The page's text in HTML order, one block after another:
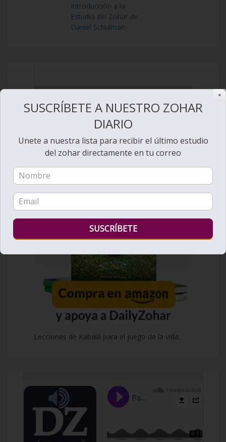
Introducción a la
Estudio del Zohar de
Daniel Schulman
Lecciones de Kabalá para el juego de la vida.
✕
SUSCRÍBETE A NUESTRO ZOHAR
DIARIO
Unete a nuestra lista para recibir el último estudio
del zohar directamente en tu correo